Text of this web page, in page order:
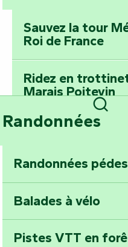
Sauvez la tour
Roi de France
Ridez en
Marais Poitevin
Embarquez pour
Explorez
d’orientation «
Randonnées
Randonnées
Balades à vélo
Pistes VTT en
erreur
le-Comte